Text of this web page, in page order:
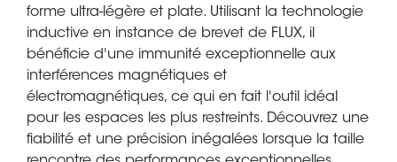
forme ultra-légère et plate. Utilisant la technologie
inductive en instance de brevet de FLUX, il
bénéficie d'une immunité exceptionnelle aux
interférences magnétiques et
électromagnétiques, ce qui en fait l'outil idéal
pour les espaces les plus restreints. Découvrez une
fiabilité et une précision inégalées lorsque la taille